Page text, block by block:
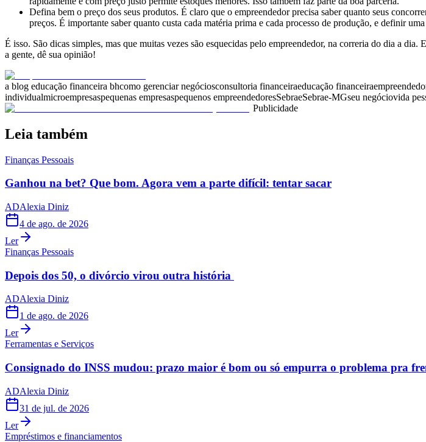
Defina bem o preço dos seus produtos. É claro que o empreendedor precisa saber quanto seus
preços. É importante saber quanto custa cada matéria prima e cada processo de produção, e definir
É isso. São dicas simples, mas que muitas vezes são esquecidas pelo empreendedor, na correria do dia a
a gente, dê sua opinião!
a blog educação financeira bhcomo gerenciar negóciosconsultoria financeiraeducação financeira
individualmicroempresaspequenas empresaspequenos empreendedoresSebraeSebrae-MGseu negóciovida
Publicidade
Leia também
Finanças Pessoais
Ganhou na bet? Que bom. Agora vem a parte difícil: tentar sacar
ADAlexia Diniz
4 de ago. de 2026
Ler
Finanças Pessoais
Depois dos 50, o divórcio virou outra história
ADAlexia Diniz
1 de ago. de 2026
Ler
Ferramentas e Serviços
Consignado do INSS mudou: prazo maior é bom ou só empurra o problema pra
ADAlexia Diniz
31 de jul. de 2026
Ler
Empréstimos e financiamentos